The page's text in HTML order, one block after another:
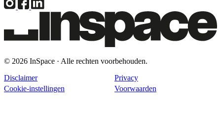
© 2026 InSpace · Alle rechten voorbehouden.
Disclaimer
Privacy
Cookie-instellingen
Voorwaarden